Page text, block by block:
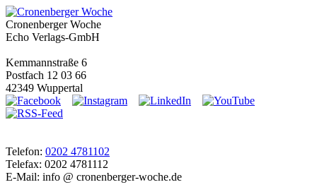
Cronenberger Woche
Echo Verlags-GmbH
Kemmannstraße 6
Postfach 12 03 66
42349 Wuppertal
Telefon: 0202 4781102
Telefax: 0202 4781112
E-Mail: info @ cronenberger-woche.de